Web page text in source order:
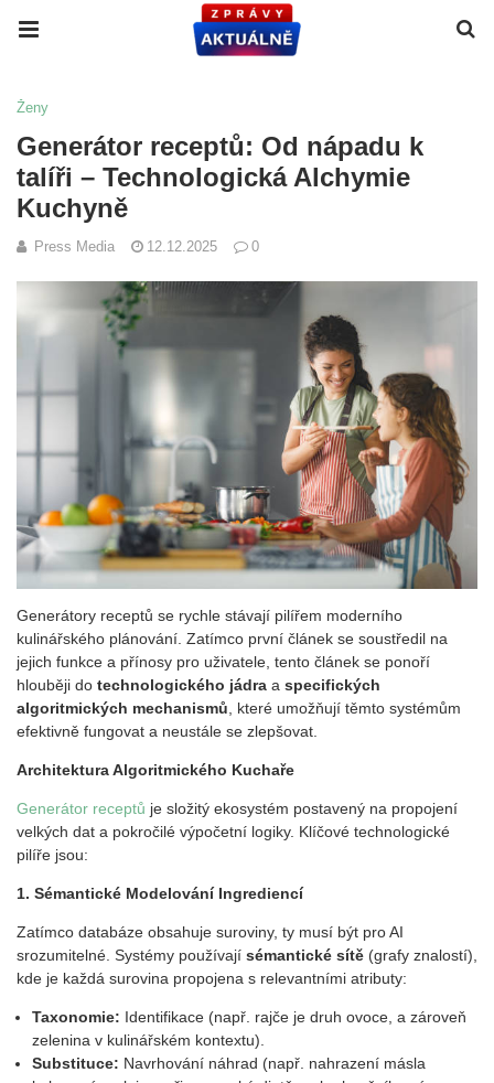
Ženy
Generátor receptů: Od nápadu k
talíři – Technologická Alchymie
Kuchyně
Press Media 12.12.2025 0
Generátory receptů se rychle stávají pilířem moderního
kulinářského plánování. Zatímco první článek se soustředil na
jejich funkce a přínosy pro uživatele, tento článek se ponoří
hlouběji do technologického jádra a specifických
algoritmických mechanismů , které umožňují těmto systémům
efektivně fungovat a neustále se zlepšovat.
Architektura Algoritmického Kuchaře
Generátor receptů je složitý ekosystém postavený na propojení
velkých dat a pokročilé výpočetní logiky. Klíčové technologické
pilíře jsou:
1. Sémantické Modelování Ingrediencí
Zatímco databáze obsahuje suroviny, ty musí být pro AI
srozumitelné. Systémy používají sémantické sítě (grafy znalostí),
kde je každá surovina propojena s relevantními atributy:
Taxonomie: Identifikace (např. rajče je druh ovoce, a zároveň
zelenina v kulinářském kontextu).
Substituce: Navrhování náhrad (např. nahrazení másla